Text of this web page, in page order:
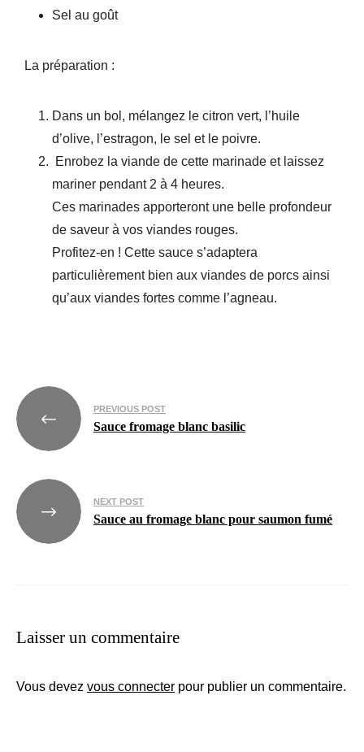
Sel au goût
La préparation :
Dans un bol, mélangez le citron vert, l’huile
d’olive, l’estragon, le sel et le poivre.
Enrobez la viande de cette marinade et laissez
mariner pendant 2 à 4 heures.
Ces marinades apporteront une belle profondeur
de saveur à vos viandes rouges.
Profitez-en ! Cette sauce s’adaptera
particulièrement bien aux viandes de porcs ainsi
qu’aux viandes fortes comme l’agneau.
PREVIOUS POST
Sauce fromage blanc basilic
NEXT POST
Sauce au fromage blanc pour saumon fumé
Laisser un commentaire
Vous devez vous connecter pour publier un commentaire.